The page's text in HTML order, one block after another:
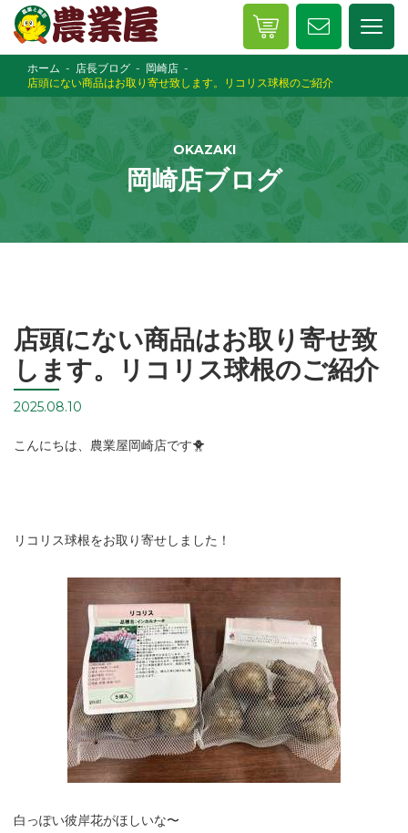
ホーム 店長ブログ
岡崎店
店頭にない商品はお取り寄せ致します。リコリス球根のご紹介
OKAZAKI
岡崎店ブログ
店頭にない商品はお取り寄せ致
します。リコリス球根のご紹介
2025.08.10
こんにちは、農業屋岡崎店です🐥
リコリス球根をお取り寄せしました！
白っぽい彼岸花がほしいな〜